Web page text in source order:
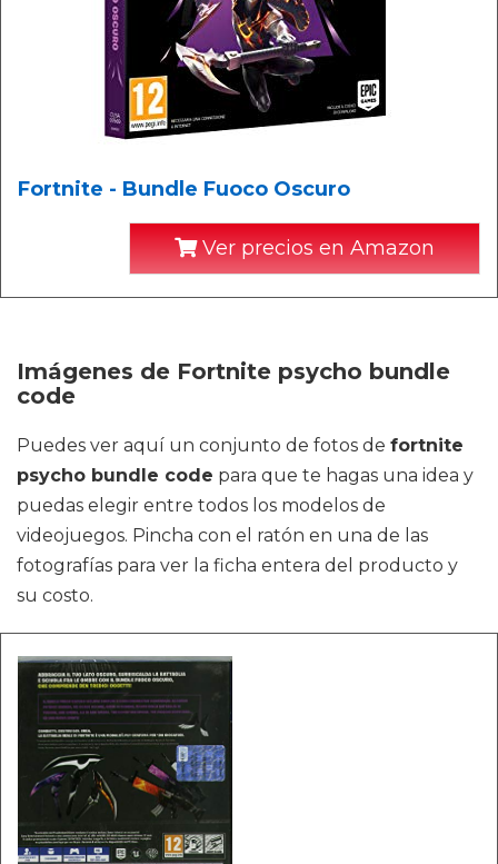
Fortnite - Bundle Fuoco Oscuro
Ver precios en Amazon
Imágenes de Fortnite psycho bundle
code
Puedes ver aquí un conjunto de fotos de fortnite
psycho bundle code para que te hagas una idea y
puedas elegir entre todos los modelos de
videojuegos. Pincha con el ratón en una de las
fotografías para ver la ficha entera del producto y
su costo.